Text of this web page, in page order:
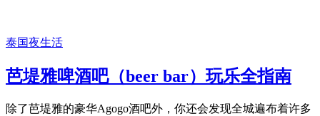
泰国夜生活
芭堤雅啤酒吧（beer bar）玩乐全指南
除了芭堤雅的豪华Agogo酒吧外，你还会发现全城遍布着许多